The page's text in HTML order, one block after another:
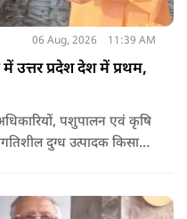
06 Aug, 2026 11:39 AM
उत्तर प्रदेश देश में प्रथम,
पशुपालन एवं कृषि
दुग्ध उत्पादक किसानों,